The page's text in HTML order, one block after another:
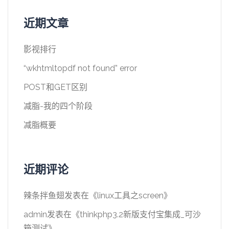
近期文章
影视排行
“wkhtmltopdf not found” error
POST和GET区别
减脂-我的四个阶段
减脂概要
近期评论
辣条拌鱼翅发表在《linux工具之screen》
admin发表在《thinkphp3.2新版支付宝集成_可沙